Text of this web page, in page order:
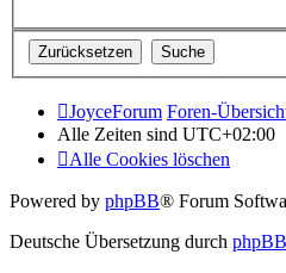
JoyceForum Foren-
Alle Zeiten sind UTC+02:00
Alle Cookies löschen
Powered by phpBB® Forum
Deutsche Übersetzung durch